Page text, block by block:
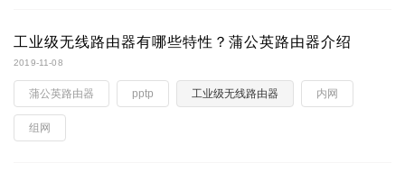
工业级无线路由器有哪些特性？蒲公英路由器介绍
2019-11-08
蒲公英路由器 pptp 工业级无线路由器 内网
组网